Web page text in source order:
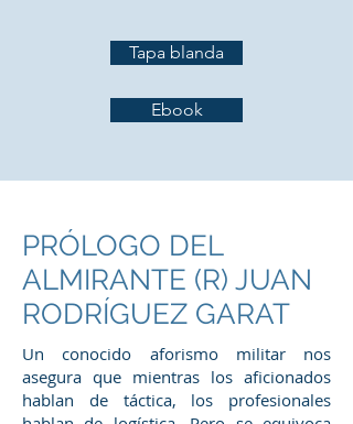
Tapa blanda
Ebook
PRÓLOGO DEL
ALMIRANTE (R) JUAN
RODRÍGUEZ GARAT
Un conocido aforismo militar nos
asegura que mientras los aficionados
hablan de táctica, los profesionales